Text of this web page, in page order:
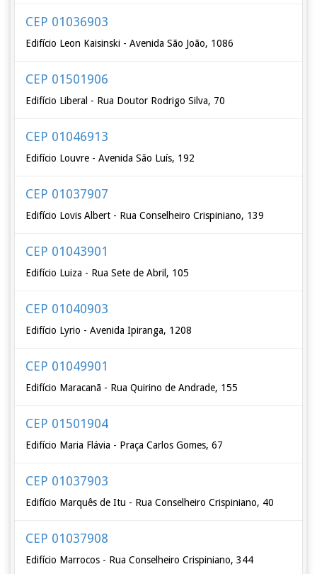
CEP 01036903
Edifício Leon Kaisinski - Avenida São João, 1086
CEP 01501906
Edifício Liberal - Rua Doutor Rodrigo Silva, 70
CEP 01046913
Edifício Louvre - Avenida São Luís, 192
CEP 01037907
Edifício Lovis Albert - Rua Conselheiro Crispiniano, 139
CEP 01043901
Edifício Luiza - Rua Sete de Abril, 105
CEP 01040903
Edifício Lyrio - Avenida Ipiranga, 1208
CEP 01049901
Edifício Maracanã - Rua Quirino de Andrade, 155
CEP 01501904
Edifício Maria Flávia - Praça Carlos Gomes, 67
CEP 01037903
Edifício Marquês de Itu - Rua Conselheiro Crispiniano, 40
CEP 01037908
Edifício Marrocos - Rua Conselheiro Crispiniano, 344